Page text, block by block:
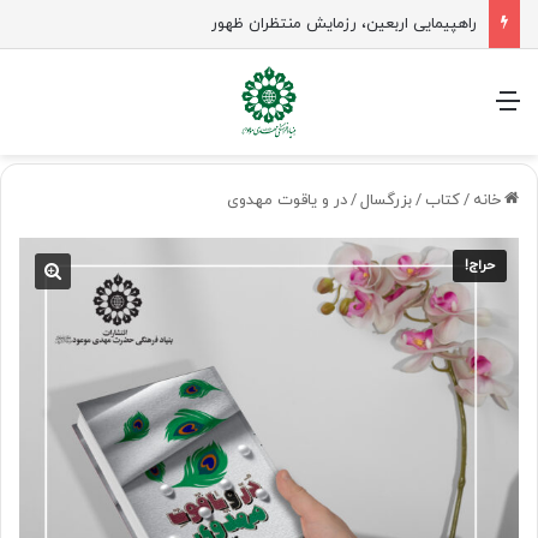
راهپیمایی اربعین، رزمایش منتظران ظهور
منو
خانه /کتاب /بزرگسال/در و یاقوت مهدوی
حراج!